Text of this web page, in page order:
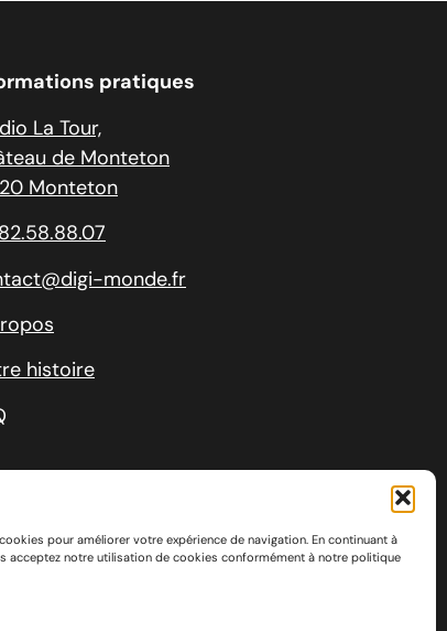
pour améliorer votre expérience de navigation. En continuant à
acceptez notre utilisation de cookies conformément à notre politique
pratiques
La Tour,
de Monteton
Monteton
monde.fr
histoire